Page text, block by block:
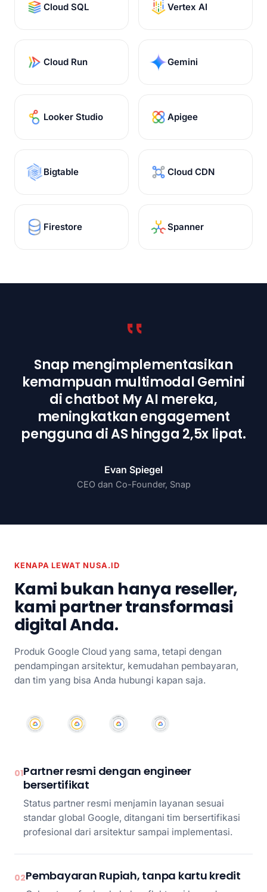
Cloud SQL Vertex AI
Cloud Run Gemini
Looker Studio Apigee
Bigtable Cloud CDN
Firestore Spanner
Snap mengimplementasikan
kemampuan multimodal Gemini
di chatbot My AI mereka,
meningkatkan engagement
pengguna di AS hingga 2,5x lipat.
Evan Spiegel
CEO dan Co-Founder, Snap
KENAPA LEWAT NUSA.ID
Kami bukan hanya reseller,
kami partner transformasi
digital Anda.
Produk Google Cloud yang sama, tetapi dengan
pendampingan arsitektur, kemudahan pembayaran,
dan tim yang bisa Anda hubungi kapan saja.
01Partner resmi dengan engineer
bersertifikat
Status partner resmi menjamin layanan sesuai
standar global Google, ditangani tim bersertifikasi
profesional dari arsitektur sampai implementasi.
02Pembayaran Rupiah, tanpa kartu kredit